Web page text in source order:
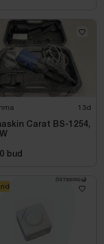
13d
Carat BS-1254,
0 bud